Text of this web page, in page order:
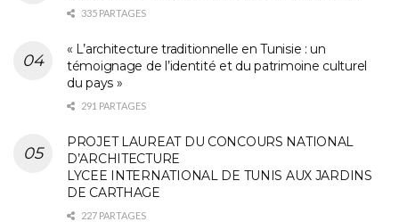
335 PARTAGES
« L’architecture traditionnelle en Tunisie : un
témoignage de l’identité et du patrimoine culturel
du pays »
291 PARTAGES
PROJET LAUREAT DU CONCOURS NATIONAL
D’ARCHITECTURE
LYCEE INTERNATIONAL DE TUNIS AUX JARDINS
DE CARTHAGE
227 PARTAGES